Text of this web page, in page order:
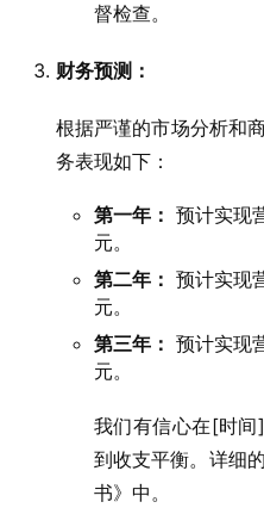
督检查。
财务预测：
根据严谨的市场分析和
务表现如下：
第一年： 预计实现
元。
第二年： 预计实现
元。
第三年： 预计实现
元。
我们有信心在[时
到收支平衡。详细
书》中。